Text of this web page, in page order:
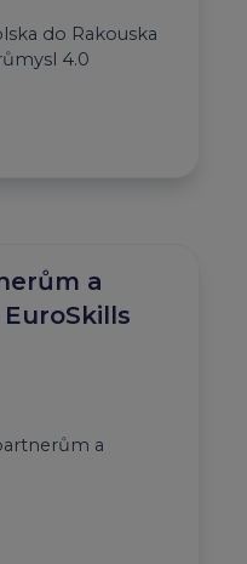
do Rakouska
4.0
a
a